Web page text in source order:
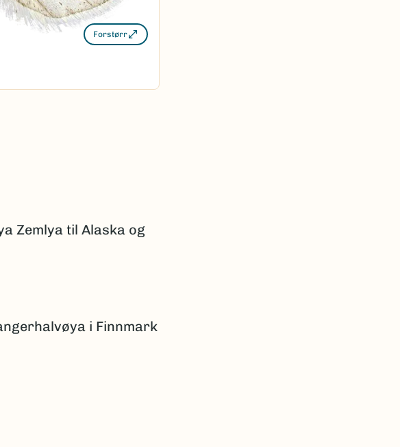
Forstørr
Zemlya til Alaska og
i Finnmark